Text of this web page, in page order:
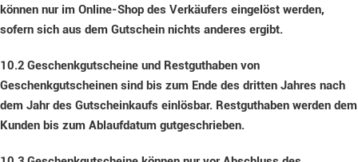
können nur im Online-Shop des Verkäufers eingelöst werden,
sofern sich aus dem Gutschein nichts anderes ergibt.
10.2 Geschenkgutscheine und Restguthaben von
Geschenkgutscheinen sind bis zum Ende des dritten Jahres nach
dem Jahr des Gutscheinkaufs einlösbar. Restguthaben werden dem
Kunden bis zum Ablaufdatum gutgeschrieben.